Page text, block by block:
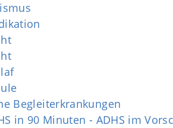
Begleiterkrankungen
in 90 Minuten - ADHS im